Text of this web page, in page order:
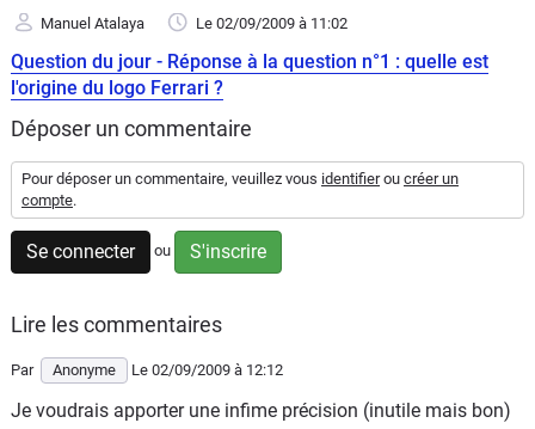
Electriques
Flottes
Auto
Services
Forum
Moto
Manuel Atalaya Le 02/09/2009 à 11:02
Question du jour - Réponse à la question n°1 : quelle est
l'origine du logo Ferrari ?
Déposer un commentaire
Pour déposer un commentaire, veuillez vous identifierou créer un
compte.
Se connecter ou S'inscrire
Lire les commentaires
Par Anonyme Le 02/09/2009 à 12:12
Je voudrais apporter une infime précision (inutile mais bon)